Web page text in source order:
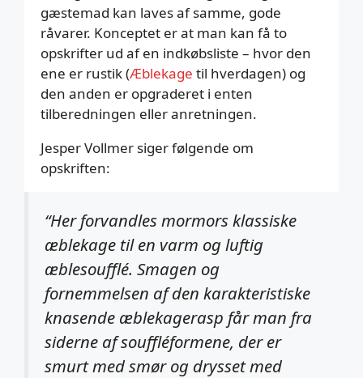
gæstemad kan laves af samme, gode
råvarer. Konceptet er at man kan få to
opskrifter ud af en indkøbsliste – hvor den
ene er rustik (Æblekage til hverdagen) og
den anden er opgraderet i enten
tilberedningen eller anretningen.
Jesper Vollmer siger følgende om
opskriften:
“Her forvandles mormors klassiske
æblekage til en varm og luftig
æblesoufflé. Smagen og
fornemmelsen af den karakteristiske
knasende æblekagerasp får man fra
siderne af souffléformene, der er
smurt med smør og drysset med